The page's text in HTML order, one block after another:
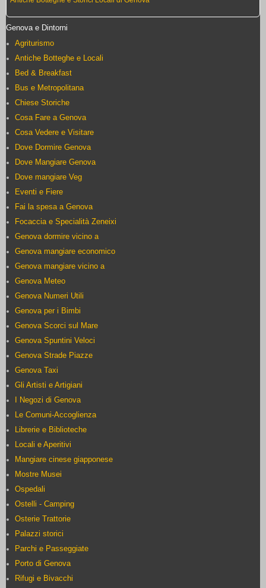
Genova e Dintorni
Agriturismo
Antiche Botteghe e Locali
Bed & Breakfast
Bus e Metropolitana
Chiese Storiche
Cosa Fare a Genova
Cosa Vedere e Visitare
Dove Dormire Genova
Dove Mangiare Genova
Dove mangiare Veg
Eventi e Fiere
Fai la spesa a Genova
Focaccia e Specialità Zeneixi
Genova dormire vicino a
Genova mangiare economico
Genova mangiare vicino a
Genova Meteo
Genova Numeri Utili
Genova per i Bimbi
Genova Scorci sul Mare
Genova Spuntini Veloci
Genova Strade Piazze
Genova Taxi
Gli Artisti e Artigiani
I Negozi di Genova
Le Comuni-Accoglienza
Librerie e Biblioteche
Locali e Aperitivi
Mangiare cinese giapponese
Mostre Musei
Ospedali
Ostelli - Camping
Osterie Trattorie
Palazzi storici
Parchi e Passeggiate
Porto di Genova
Rifugi e Bivacchi